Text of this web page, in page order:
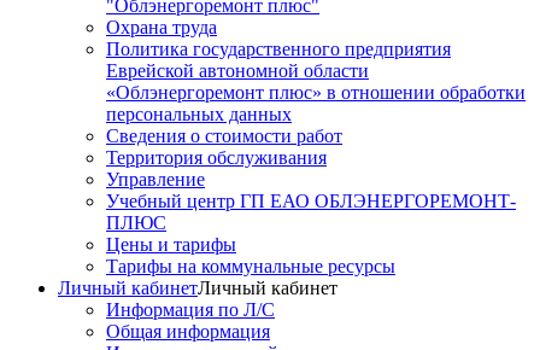
"Облэнергоремонт плюс"
Охрана труда
Политика государственного предприятия
Еврейской автономной области
«Облэнергоремонт плюс» в отношении обработки
персональных данных
Сведения о стоимости работ
Территория обслуживания
Управление
Учебный центр ГП ЕАО ОБЛЭНЕРГОРЕМОНТ-
ПЛЮС
Цены и тарифы
Тарифы на коммунальные ресурсы
Личный кабинетЛичный кабинет
Информация по Л/С
Общая информация